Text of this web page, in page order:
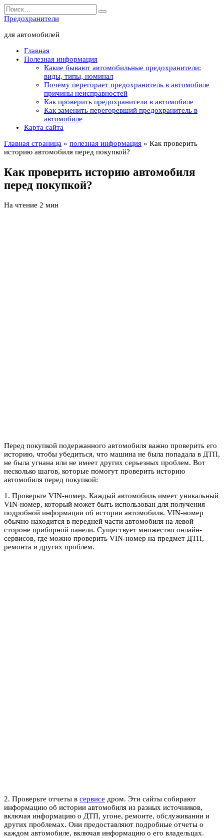
Перейти
к
содержанию
Search
for:
Предохранители
для автомобилей
Главная
Полезная информация
Какие бывают автомобильные предохранители:
виды, типы, номинал
Почему перегорает предохранитель в автомобиле
причины неисправностей
Как проверить предохранители в автомобиле
Как заменить перегоревший предохранитель в
автомобиле
Карта сайта
Главная страница » полезная информация » Как проверить
историю автомобиля перед покупкой?
Как проверить историю автомобиля
перед покупкой?
На чтение 2 мин
Перед покупкой подержанного автомобиля важно проверить его
историю, чтобы убедиться, что машина не была попадала в ДТП,
не была угнана или не имеет других серьезных проблем. Вот
несколько шагов, которые помогут проверить историю
автомобиля перед покупкой:
1. Проверьте VIN-номер. Каждый автомобиль имеет уникальный
VIN-номер, который может быть использован для получения
подробной информации об истории автомобиля. VIN-номер
обычно находится в передней части автомобиля на левой
стороне приборной панели. Существует множество онлайн-
сервисов, где можно проверить VIN-номер на предмет ДТП,
ремонта и других проблем.
2. Проверьте отчеты в сервисе дром. Эти сайты собирают
информацию об истории автомобиля из разных источников,
включая информацию о ДТП, угоне, ремонте, обслуживании и
других проблемах. Они предоставляют подробные отчеты о
каждом автомобиле, включая информацию о его владельцах.